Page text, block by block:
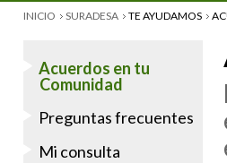
YOU ARE HERE
INICIO SURADESA TE AYUDAMOS
Acuerdos en tu
Comunidad
Preguntas frecuentes
Mi consulta